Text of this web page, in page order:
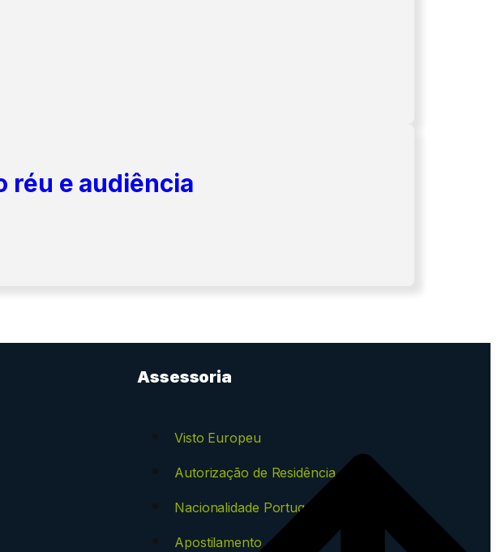
réu e audiência
Assessoria
Visto Europeu
Autorização de Residência
Nacionalidade Portuguesa
Apostilamento